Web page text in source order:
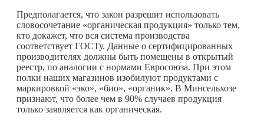
Предполагается, что закон разрешит использовать
словосочетание «органическая продукция» только тем,
кто докажет, что вся система производства
соответствует ГОСТу. Данные о сертифицированных
производителях должны быть помещены в открытый
реестр, по аналогии с нормами Евросоюза. При этом
полки наших магазинов изобилуют продуктами с
маркировкой «эко», «био», «органик». В Минсельхозе
признают, что более чем в 90% случаев продукция
только заявляется как органическая.